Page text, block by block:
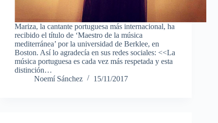
Mariza, la cantante portuguesa más internacional, ha
recibido el título de ‘Maestro de la música
mediterránea’ por la universidad de Berklee, en
Boston. Así lo agradecía en sus redes sociales: <<La
música portuguesa es cada vez más respetada y esta
distinción…
Noemí Sánchez
15/11/2017